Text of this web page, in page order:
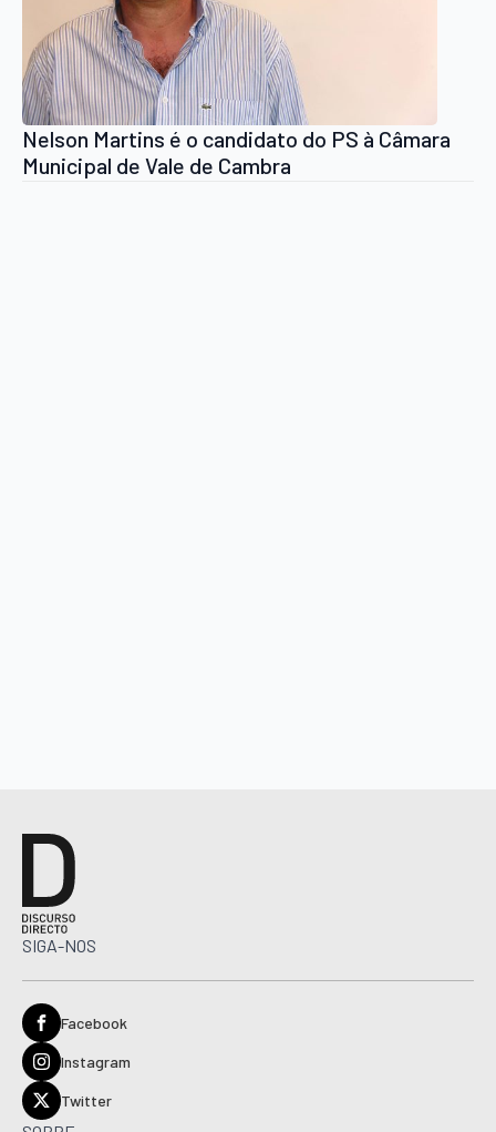
Nelson Martins é o candidato do PS à Câmara
Municipal de Vale de Cambra
SIGA-NOS
Facebook
Instagram
Twitter